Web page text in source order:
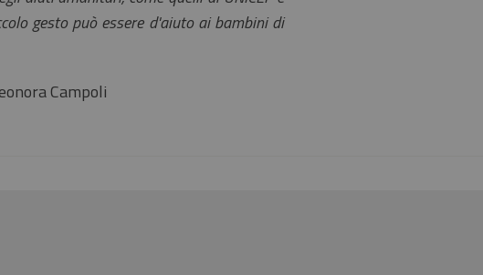
gesto può essere d'aiuto ai bambini di
Campoli